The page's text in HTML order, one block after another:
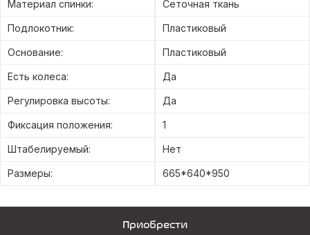
Материал спинки: Сеточная ткань
Подлокотник: Пластиковый
Основание: Пластиковый
Есть колеса: Да
Регулировка высоты: Да
Фиксация положения: 1
Штабелируемый: Нет
Размеры: 665*640*950
Приобрести